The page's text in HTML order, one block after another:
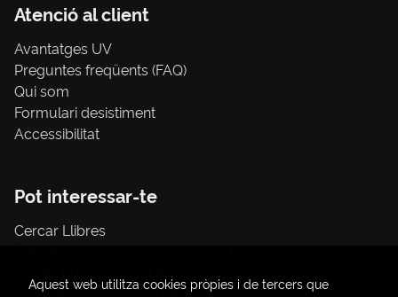
Atenció al client
Avantatges UV
Preguntes freqüents (FAQ)
Qui som
Formulari desistiment
Accessibilitat
Pot interessar-te
Cercar Llibres
Aquest web utilitza cookies pròpies i de tercers que